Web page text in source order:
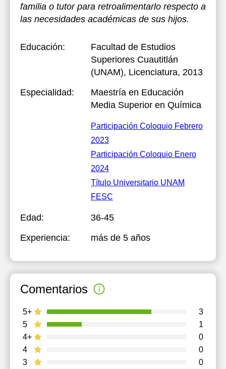
familia o tutor para retroalimentarlo respecto a
las necesidades académicas de sus hijos.
Educación:
Facultad de Estudios
Superiores Cuautitlán
(UNAM), Licenciatura, 2013
Especialidad:
Maestría en Educación
Media Superior en Química
Participación Coloquio Febrero
2023
Participación Coloquio Enero
2024
Título Universitario UNAM
FESC
Edad:
36-45
Experiencia:
más de 5 años
Comentarios
3 0
4 0
4+ 0
5 1
5+ 3